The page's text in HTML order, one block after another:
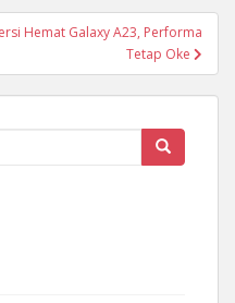
Hemat Galaxy A23, Performa
Tetap Oke